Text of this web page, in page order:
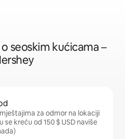
seoskim kućicama –
za odmor na lokaciji
se kreću od 150 $ USD naviše